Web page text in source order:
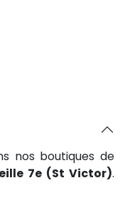
nos boutiques de
7e (St Victor).